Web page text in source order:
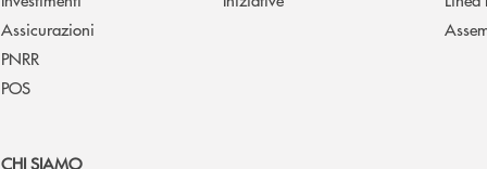
Assicurazioni
PNRR
POS
CHI SIAMO